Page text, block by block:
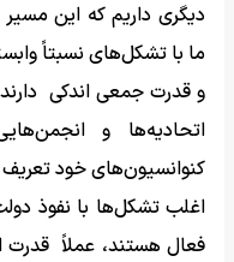
دیگری داریم که این
ما با تشکل‌های نسبتاً
و قدرت جمعی اندکی
اتحادیه‌ها و
کنوانسیون‌های خود تعریف
اغلب تشکل‌ها با نفوذ
فعال هستند، عملاً قدرت